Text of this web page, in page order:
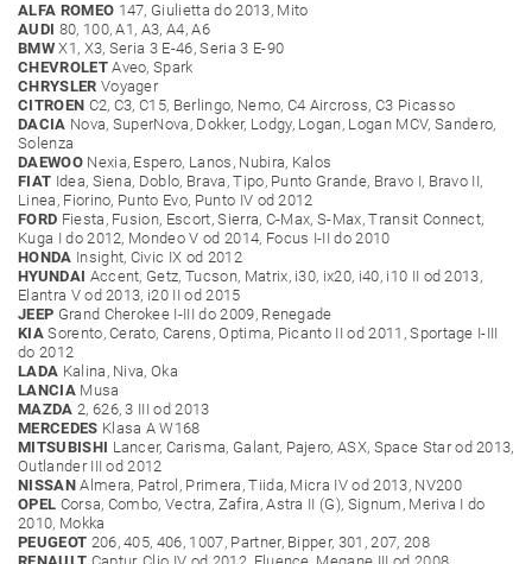
ALFA ROMEO 147, Giulietta do 2013, Mito
AUDI 80, 100, A1, A3, A4, A6
BMWX1, X3, Seria 3 E-46, Seria 3 E-90
CHEVROLETAveo, Spark
CHRYSLER Voyager
CITROEN C2, C3, C15, Berlingo, Nemo, C4 Aircross, C3 Picasso
DACIA Nova, SuperNova, Dokker, Lodgy, Logan, Logan MCV, Sandero,
Solenza
DAEWOONexia, Espero, Lanos, Nubira, Kalos
FIAT Idea, Siena, Doblo, Brava, Tipo, Punto Grande, Bravo I, Bravo II,
Linea, Fiorino, Punto Evo, Punto IV od 2012
FORD Fiesta, Fusion, Escort, Sierra, C-Max, S-Max, Transit Connect,
Kuga I do 2012, Mondeo V od 2014, Focus I-II do 2010
HONDA Insight, Civic IX od 2012
HYUNDAI Accent, Getz, Tucson, Matrix, i30, ix20, i40, i10 II od 2013,
Elantra V od 2013, i20 II od 2015
JEEP Grand Cherokee I-III do 2009, Renegade
KIASorento, Cerato, Carens, Optima, Picanto II od 2011, Sportage I-III
do 2012
LADA Kalina, Niva, Oka
LANCIAMusa
MAZDA 2, 626, 3 III od 2013
MERCEDES Klasa A W168
MITSUBISHI Lancer, Carisma, Galant, Pajero, ASX, Space Star od 2013,
Outlander III od 2012
NISSANAlmera, Patrol, Primera, Tiida, Micra IV od 2013, NV200
OPEL Corsa, Combo, Vectra, Zafira, Astra II (G), Signum, Meriva I do
2010, Mokka
PEUGEOT 206, 405, 406, 1007, Partner, Bipper, 301, 207, 208